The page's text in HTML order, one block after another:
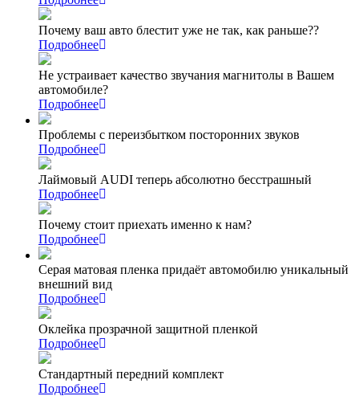
Почему ваш авто блестит уже не так, как раньше??
Подробнее
Не устраивает качество звучания магнитолы в Вашем
автомобиле?
Подробнее
Проблемы с переизбытком посторонних звуков
Подробнее
Лаймовый AUDI теперь абсолютно бесстрашный
Подробнее
Почему стоит приехать именно к нам?
Подробнее
Серая матовая пленка придаёт автомобилю уникальный
внешний вид
Подробнее
Оклейка прозрачной защитной пленкой
Подробнее
Стандартный передний комплект
Подробнее